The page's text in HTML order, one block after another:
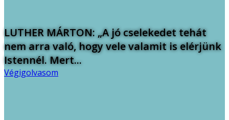
LUTHER MÁRTON: „A jó cselekedet tehát
nem arra való, hogy vele valamit is elérjünk
Istennél. Mert...
Végigolvasom